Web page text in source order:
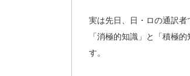
実は先日、日・ロの通訳者
「消極的知識」と「積極
す。